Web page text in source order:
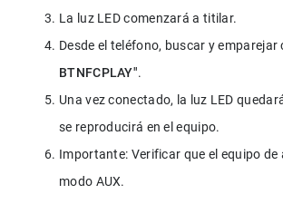
La luz LED comenzará a titilar.
Desde el teléfono, buscar y emparejar
BTNFCPLAY".
Una vez conectado, la luz LED
se reproducirá en el equipo.
Importante: Verificar que el equipo de
modo AUX.